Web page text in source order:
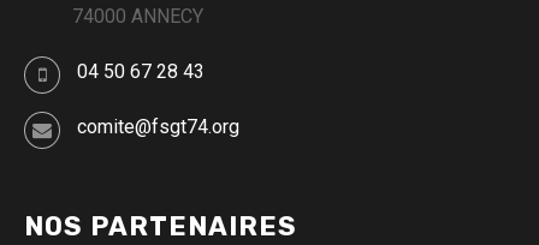
74000 ANNECY
04 50 67 28 43
comite@fsgt74.org
NOS PARTENAIRES